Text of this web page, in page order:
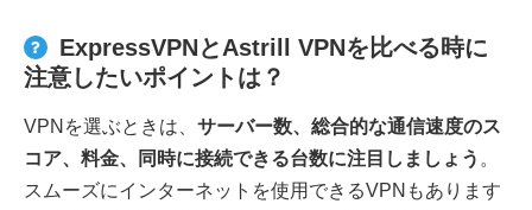
ExpressVPNとAstrill VPNを比べる時に
注意したいポイントは？
VPNを選ぶときは、 サーバー数、総合的な通信速度のス
コア、料金、同時に接続できる台数に注目しましょう 。
スムーズにインターネットを使用できるVPNもあります